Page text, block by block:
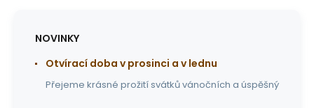
NOVINKY
Otvírací doba v prosinci a v lednu
Přejeme krásné prožití svátků vánočních a úspěšný